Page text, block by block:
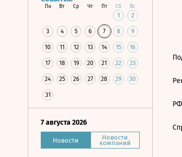
Пн Вт Ср Чт Пт Сб Вс
1 2
3 4 5 6 7 8 9
10 11 12 13 14 15 16
17 18 19 20 21 22 23
24 25 26 27 28 29 30
31
7 августа 2026
Новости Новости
компаний